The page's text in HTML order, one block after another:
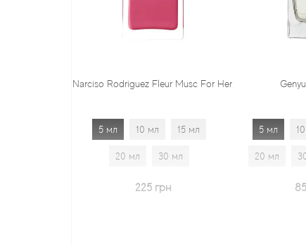
Narciso Rodriguez Fleur Musc For Her
10 мл 15 мл
30 мл
Genyum Painter
10 мл 15 мл
30 мл 1.7 мл